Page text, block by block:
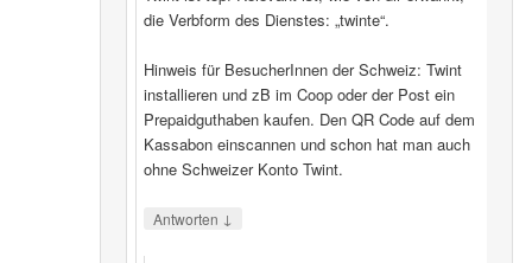
die Verbform des Dienstes: „twinte“.
Hinweis für BesucherInnen der Schweiz: Twint
installieren und zB im Coop oder der Post ein
Prepaidguthaben kaufen. Den QR Code auf dem
Kassabon einscannen und schon hat man auch
ohne Schweizer Konto Twint.
Antworten ↓